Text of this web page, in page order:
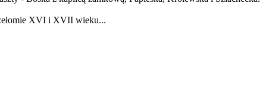
XVI i XVII wieku...